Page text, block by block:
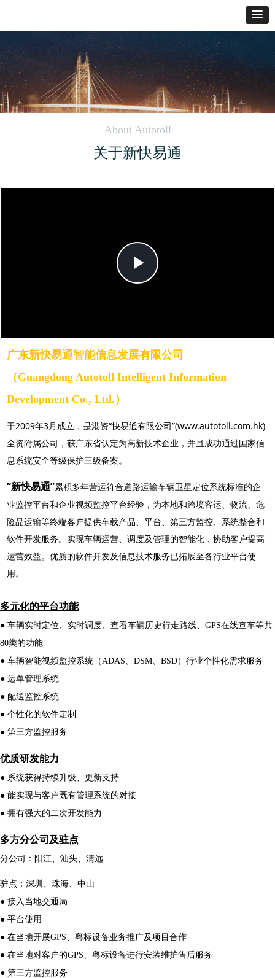
About Autotoll
关于新快易通
Play
广东新快易通智能信息发展有限公司
（Guangdong Autotoll Intelligent Information
Development Co., Ltd.）
于2009年3月成立，是港资“快易通有限公司”(www.autotoll.com.hk)
全资附属公司，获广东省认定为高新技术企业，并且成功通过国家信
息系统安全等级保护三级备案。
“新快易通”累积多年营运符合道路运输车辆卫星定位系统标准的企
业监控平台和企业视频监控平台经验，为本地和跨境客运、物流、危
险品运输等终端客户提供车载产品、平台、第三方监控、系统整合和
软件开发服务。实现车辆运营、调度及管理的智能化，协助客户提高
运营效益。优质的软件开发及信息技术服务已拓展至各行业平台使
用。
多元化的平台功能
● 车辆实时定位、实时调度、查看车辆历史行走路线、GPS在线查车等共
80类的功能
● 车辆智能视频监控系统（ADAS、DSM、BSD）行业个性化需求服务
● 运单管理系统
● 配送监控系统
● 个性化的软件定制
● 第三方监控服务
优质研发能力
● 系统获得持续升级、更新支持
● 能实现与客户既有管理系统的对接
● 拥有强大的二次开发能力
多方分公司及驻点
分公司：阳江、汕头、清远
驻点：深圳、珠海、中山
● 接入当地交通局
● 平台使用
● 在当地开展GPS、粤标设备业务推广及项目合作
● 在当地对客户的GPS、粤标设备进行安装维护售后服务
● 第三方监控服务